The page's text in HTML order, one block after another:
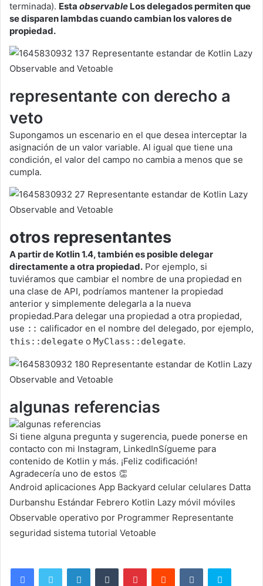
terminada). Esta observable Los delegados permiten que
se disparen lambdas cuando cambian los valores de
propiedad.
representante con derecho a
veto
Supongamos un escenario en el que desea interceptar la
asignación de un valor variable. Al igual que tiene una
condición, el valor del campo no cambia a menos que se
cumpla.
otros representantes
A partir de Kotlin 1.4, también es posible delegar
directamente a otra propiedad. Por ejemplo, si
tuviéramos que cambiar el nombre de una propiedad en
una clase de API, podríamos mantener la propiedad
anterior y simplemente delegarla a la nueva
propiedad.Para delegar una propiedad a otra propiedad,
use :: calificador en el nombre del delegado, por ejemplo,
this::delegate o MyClass::delegate.
algunas referencias
Si tiene alguna pregunta y sugerencia, puede ponerse en
contacto con mi Instagram, LinkedInSígueme para
contenido de Kotlin y más. ¡Feliz codificación!
Agradecería uno de estos 👏
Android aplicaciones App Backyard celular celulares Datta
Durbanshu Estándar Febrero Kotlin Lazy móvil móviles
Observable operativo por Programmer Representante
seguridad sistema tutorial Vetoable
LinkedInTumblr PinterestReddit VKontakteSkype